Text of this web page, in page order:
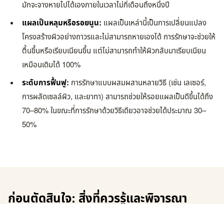
มักจะจางหายไปได้เองภายในเวลาไม่กี่เดือนถึงหนึ่งปี
แผลเป็นหลุมหรือรอยนูน: แผลเป็นเหล่านี้เป็นการเปลี่ยนแปลง
โครงสร้างผิวอย่างถาวรและไม่สามารถหายเองได้ การรักษาจะช่วยให้
ตื้นขึ้นหรือเรียบเนียนขึ้น แต่ไม่สามารถทำให้ผิวกลับมาเรียบเนียน
เหมือนเดิมได้ 100%
ระดับการฟื้นฟู: การรักษาแบบผสมผสานหลายวิธี (เช่น เลเซอร์,
การผลัดเซลล์ผิว, และยาทา) สามารถช่วยให้รอยแผลเป็นดีขึ้นได้ถึง
70–80% ในขณะที่การรักษาด้วยวิธีเดียวอาจช่วยได้ประมาณ 30–
50%
ก่อนตัดสินใจ: สิ่งที่ควรรู้และพิจารณา